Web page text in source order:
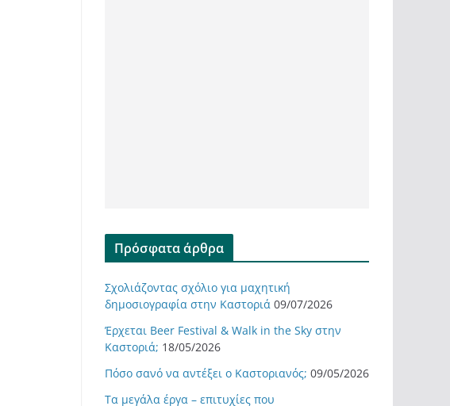
Πρόσφατα άρθρα
Σχολιάζοντας σχόλιο για μαχητική
δημοσιογραφία στην Καστοριά 09/07/2026
Έρχεται Beer Festival & Walk in the Sky στην
Καστοριά; 18/05/2026
Πόσο σανό να αντέξει ο Καστοριανός; 09/05/2026
Τα μεγάλα έργα – επιτυχίες που